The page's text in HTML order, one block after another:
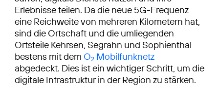
Erlebnisse teilen. Da die neue 5G-Frequenz
eine Reichweite von mehreren Kilometern hat,
sind die Ortschaft und die umliegenden
Ortsteile Kehrsen, Segrahn und Sophienthal
bestens mit dem O2 Mobilfunknetz
abgedeckt. Dies ist ein wichtiger Schritt, um die
digitale Infrastruktur in der Region zu stärken.